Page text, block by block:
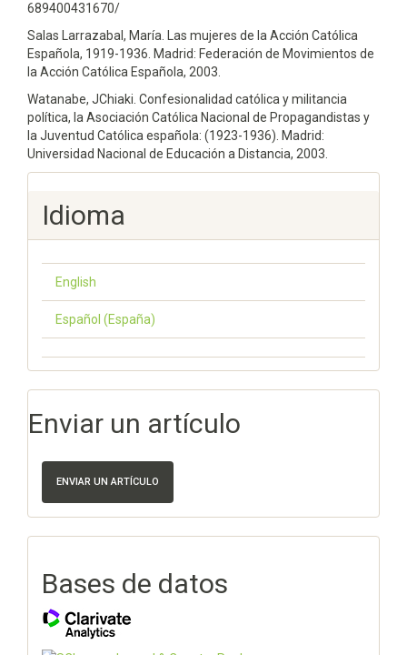
689400431670/
Salas Larrazabal, María. Las mujeres de la Acción Católica
Española, 1919-1936. Madrid: Federación de Movimientos de
la Acción Católica Española, 2003.
Watanabe, JChiaki. Confesionalidad católica y militancia
política, la Asociación Católica Nacional de Propagandistas y
la Juventud Católica española: (1923-1936). Madrid:
Universidad Nacional de Educación a Distancia, 2003.
Idioma
English
Español (España)
Enviar un artículo
ENVIAR UN ARTÍCULO
Bases de datos